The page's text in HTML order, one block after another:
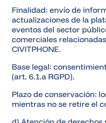
Finalidad: envío de
actualizaciones de la
eventos del sector
comerciales
CIVITPHONE.
Base legal:
(art. 6.1.a RGPD).
Plazo de conservación:
mientras no se retire el